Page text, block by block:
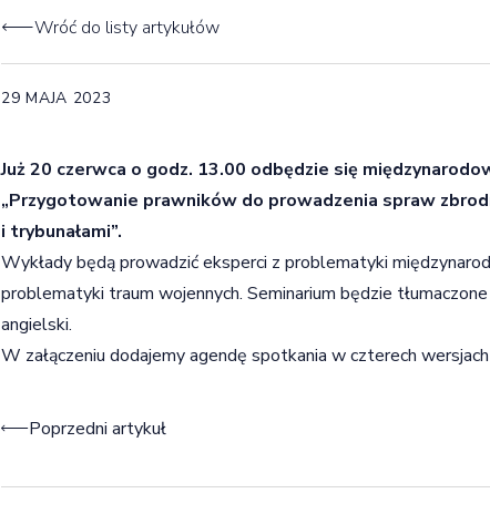
Wróć do listy artykułów
29 MAJA 2023
Już 20 czerwca o godz. 13.00 odbędzie się
„Przygotowanie prawników do prowadzenia spraw
i trybunałami”.
Wykłady będą prowadzić eksperci z problematyki
problematyki traum wojennych. Seminarium będzie
angielski.
W załączeniu dodajemy agendę spotkania w czterech
Nawigacja wpisu
Poprzedni artykuł